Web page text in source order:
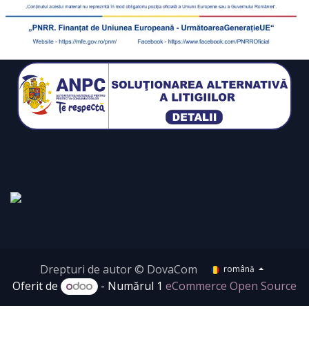
Drepturi de autor © DovaCom română
Oferit de - Numărul 1eCommerce Open Source